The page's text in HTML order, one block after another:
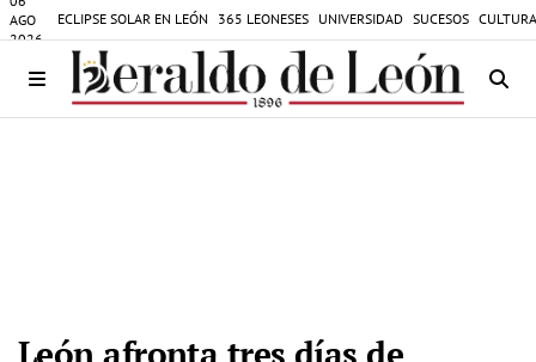
AGO
2026
ECLIPSE SOLAR EN LEÓN 365 LEONESES UNIVERSIDAD SUCESOS
León afronta tres días de